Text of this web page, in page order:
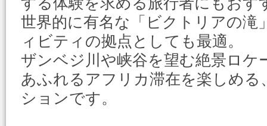
世界的に有名な「ビクトリアの滝
ィビティの拠点としても最適。
ザンベジ川や峡谷を望む絶景ロケ
あふれるアフリカ滞在を楽しめ
ションです。